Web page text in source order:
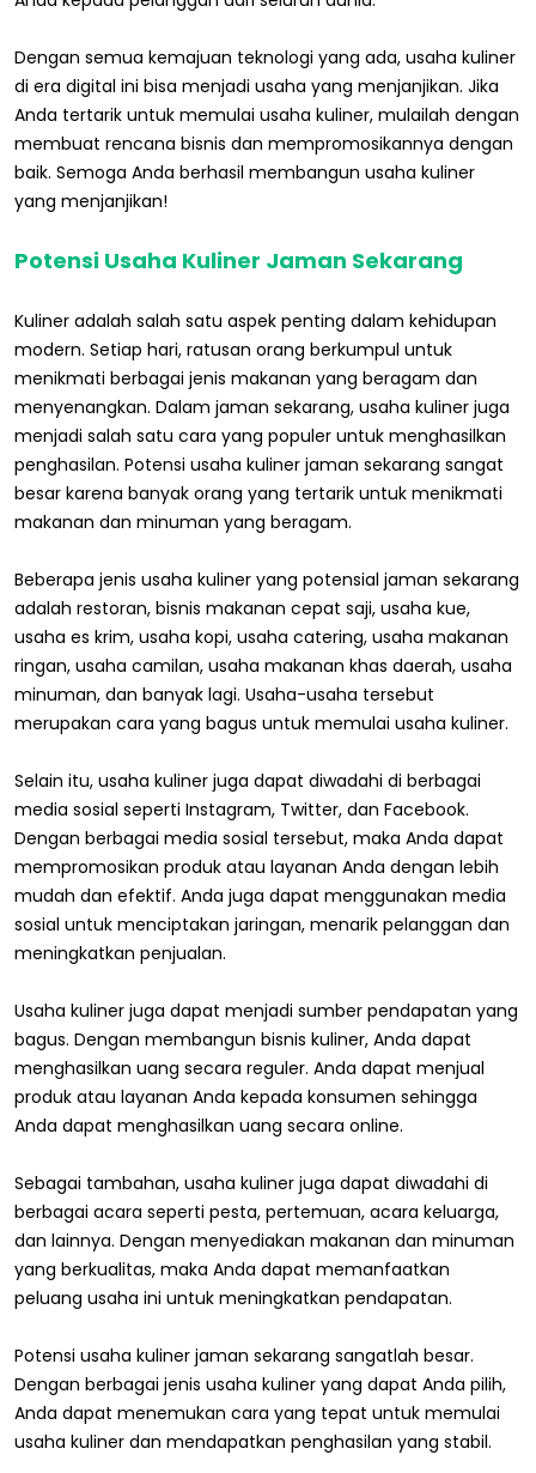
Dengan semua kemajuan teknologi yang ada, usaha kuliner
di era digital ini bisa menjadi usaha yang menjanjikan. Jika
Anda tertarik untuk memulai usaha kuliner, mulailah dengan
membuat rencana bisnis dan mempromosikannya dengan
baik. Semoga Anda berhasil membangun usaha kuliner
yang menjanjikan!
Potensi Usaha Kuliner Jaman Sekarang
Kuliner adalah salah satu aspek penting dalam kehidupan
modern. Setiap hari, ratusan orang berkumpul untuk
menikmati berbagai jenis makanan yang beragam dan
menyenangkan. Dalam jaman sekarang, usaha kuliner juga
menjadi salah satu cara yang populer untuk menghasilkan
penghasilan. Potensi usaha kuliner jaman sekarang sangat
besar karena banyak orang yang tertarik untuk menikmati
makanan dan minuman yang beragam.
Beberapa jenis usaha kuliner yang potensial jaman sekarang
adalah restoran, bisnis makanan cepat saji, usaha kue,
usaha es krim, usaha kopi, usaha catering, usaha makanan
ringan, usaha camilan, usaha makanan khas daerah, usaha
minuman, dan banyak lagi. Usaha-usaha tersebut
merupakan cara yang bagus untuk memulai usaha kuliner.
Selain itu, usaha kuliner juga dapat diwadahi di berbagai
media sosial seperti Instagram, Twitter, dan Facebook.
Dengan berbagai media sosial tersebut, maka Anda dapat
mempromosikan produk atau layanan Anda dengan lebih
mudah dan efektif. Anda juga dapat menggunakan media
sosial untuk menciptakan jaringan, menarik pelanggan dan
meningkatkan penjualan.
Usaha kuliner juga dapat menjadi sumber pendapatan yang
bagus. Dengan membangun bisnis kuliner, Anda dapat
menghasilkan uang secara reguler. Anda dapat menjual
produk atau layanan Anda kepada konsumen sehingga
Anda dapat menghasilkan uang secara online.
Sebagai tambahan, usaha kuliner juga dapat diwadahi di
berbagai acara seperti pesta, pertemuan, acara keluarga,
dan lainnya. Dengan menyediakan makanan dan minuman
yang berkualitas, maka Anda dapat memanfaatkan
peluang usaha ini untuk meningkatkan pendapatan.
Potensi usaha kuliner jaman sekarang sangatlah besar.
Dengan berbagai jenis usaha kuliner yang dapat Anda pilih,
Anda dapat menemukan cara yang tepat untuk memulai
usaha kuliner dan mendapatkan penghasilan yang stabil.